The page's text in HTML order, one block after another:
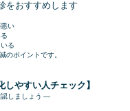
をおすすめします
い
る
のポイントです。
しやすい人チェック】
しましょう ―